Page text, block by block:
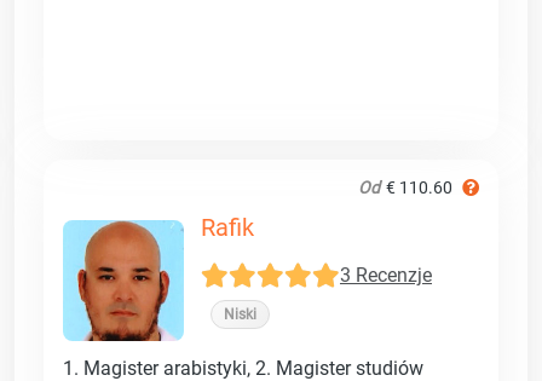
Od € 110.60
Rafik
3 Recenzje
Niski
1. Magister arabistyki, 2. Magister studiów